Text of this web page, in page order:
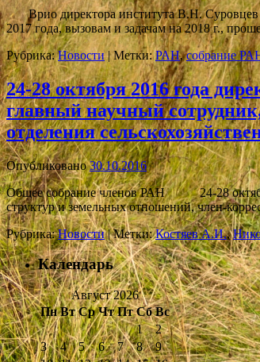
Врио директора института В.Н. Суровцев
2017 года, вызовам и задачам на 2018 г.,
Рубрика: Новости | Метки: РАН,собрание
24-28 октября 2016 года
главный научный
отделения
Опубликовано30.10.2016
Общее собрание членов РАН 24-28 октября
структур и земельных отношений, член-
Рубрика: Новости | Метки: Костяев А.И.,
Календарь
Август 2026
Пн Вт Ср Чт Пт Сб Вс
1
2
3
4 5 6 7 8
9